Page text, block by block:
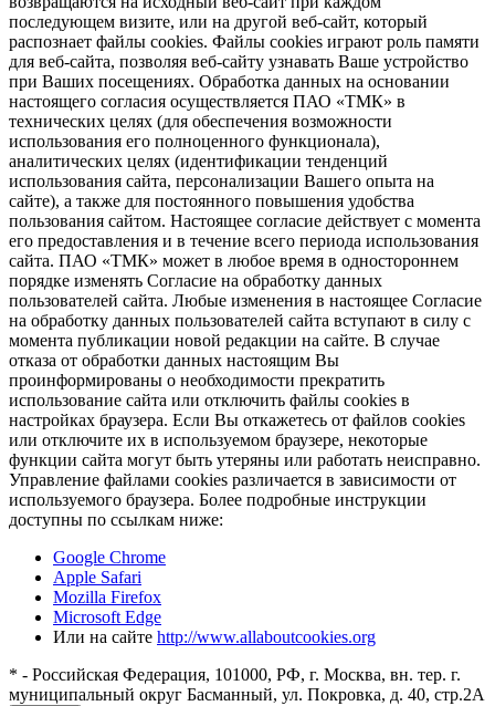
последующем визите, или на другой веб-сайт, который
распознает файлы cookies. Файлы cookies играют роль памяти
для веб-сайта, позволяя веб-сайту узнавать Ваше устройство
при Ваших посещениях. Обработка данных на основании
настоящего согласия осуществляется ПАО «ТМК» в
технических целях (для обеспечения возможности
использования его полноценного функционала),
аналитических целях (идентификации тенденций
использования сайта, персонализации Вашего опыта на
сайте), а также для постоянного повышения удобства
пользования сайтом. Настоящее согласие действует с момента
его предоставления и в течение всего периода использования
сайта. ПАО «ТМК» может в любое время в одностороннем
порядке изменять Согласие на обработку данных
пользователей сайта. Любые изменения в настоящее Согласие
на обработку данных пользователей сайта вступают в силу с
момента публикации новой редакции на сайте. В случае
отказа от обработки данных настоящим Вы
проинформированы о необходимости прекратить
использование сайта или отключить файлы cookies в
настройках браузера. Если Вы откажетесь от файлов cookies
или отключите их в используемом браузере, некоторые
функции сайта могут быть утеряны или работать неисправно.
Управление файлами cookies различается в зависимости от
используемого браузера. Более подробные инструкции
доступны по ссылкам ниже:
Google Chrome
Apple Safari
Mozilla Firefox
Microsoft Edge
Или на сайте http://www.allaboutcookies.org
* - Российская Федерация, 101000, РФ, г. Москва, вн. тер. г.
муниципальный округ Басманный, ул. Покровка, д. 40, стр.2А